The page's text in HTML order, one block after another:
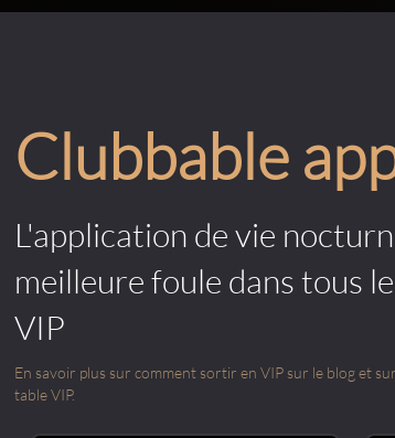
Clubbable
L'application de vie
meilleure foule dans tous
VIP
En savoir plus sur comment sortir en VIP sur le blog et
table VIP.